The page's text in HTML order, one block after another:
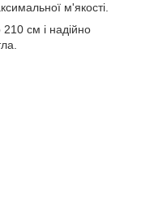
м'якості.
см і надійно